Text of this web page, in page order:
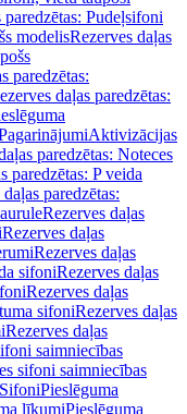
paredzētas: Pudeļsifoni
modelisRezerves daļas
paredzētas:
daļas paredzētas:
Aktivizācijas
paredzētas: Noteces
paredzētas: P veida
paredzētas:
Rezerves daļas
Rezerves daļas
Rezerves daļas
sifoniRezerves daļas
Rezerves daļas
sifoniRezerves daļas
Rezerves daļas
saimniecības
sifoni saimniecības
Pieslēguma
līkumiPieslēguma